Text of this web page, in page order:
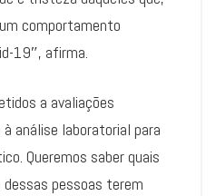
comportamento
19″, afirma.
a avaliações
análise laboratorial para
Queremos saber quais
pessoas terem